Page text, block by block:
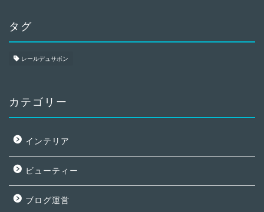
タグ
レールデュサボン
カテゴリー
インテリア
ビューティー
ブログ運営